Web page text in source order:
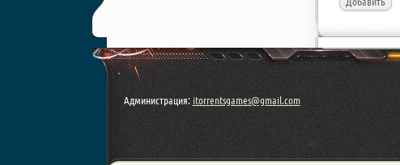
Администрация:itorrentsgames@gmail.com